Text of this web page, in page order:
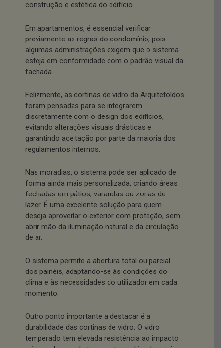
construção e estética do edifício.
Em apartamentos, é essencial verificar
previamente as regras do condomínio, pois
algumas administrações exigem que o sistema
esteja em conformidade com o padrão visual da
fachada.
Felizmente, as cortinas de vidro da Arquitetoldos
foram pensadas para se integrarem
discretamente com o design dos edifícios,
evitando alterações visuais drásticas e
garantindo aceitação por parte da maioria dos
regulamentos internos.
Nas moradias, o sistema pode ser aplicado de
forma ainda mais personalizada, criando áreas
fechadas em pátios, varandas ou zonas de
lazer. É uma excelente solução para quem
deseja aproveitar o exterior com proteção, sem
abrir mão da iluminação natural e da circulação
de ar.
O sistema permite a abertura total ou parcial
dos painéis, adaptando-se às condições do
clima e às necessidades do utilizador em cada
momento.
Outro ponto importante a destacar é a
durabilidade das cortinas de vidro. O vidro
temperado tem elevada resistência ao impacto